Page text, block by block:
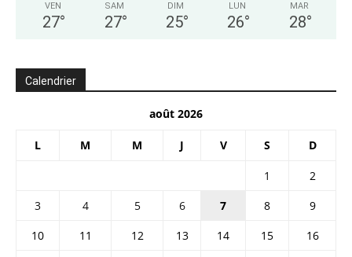
VEN
27°
SAM
27°
DIM
25°
LUN
26°
MAR
28°
Calendrier
août 2026
L M M J V S D
1
2
3
4 5 6 7 8
9
10
11 12 13 14 15
16